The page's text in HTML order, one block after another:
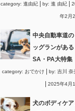
category: 進由紀 by: 進 由紀
年2月
中央自動車道の
ッグランがある
SA・PA大特集
category: おでかけ by: 吉川 奈
2025年4月
犬のボディケア